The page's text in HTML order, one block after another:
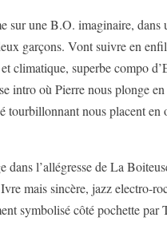
sur une B.O. imaginaire, dans
garçons. Vont suivre en
superbe compo
intro où Pierre nous plonge
tourbillonnant nous placent
l’allégresse de La
mais sincère, jazz electro-
symbolisé côté pochette